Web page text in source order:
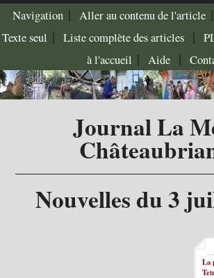
Navigation| Aller au contenu de l'article|
Texte seul | Liste complète des articles|
à l'accueil | Aide|
Journal La
Nouvelles du 3
La